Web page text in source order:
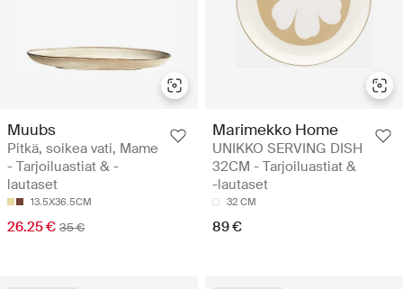
Muubs
Pitkä, soikea vati, Mame
- Tarjoiluastiat & -
lautaset
13.5X36.5CM
26.25 € 35 €
Marimekko Home
UNIKKO SERVING DISH
32CM - Tarjoiluastiat &
-lautaset
32 CM
89 €